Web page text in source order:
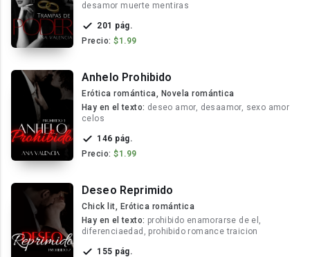
desamor muerte mentiras
201 pág.
Precio: $1.99
Anhelo Prohibido
Erótica romántica, Novela romántica
Hay en el texto: deseo amor, desaamor, sexo amor
celos
146 pág.
Precio: $1.99
Deseo Reprimido
Chick lit, Erótica romántica
Hay en el texto: prohibido enamorarse de el,
diferenciaedad, prohibido romance traicion
155 pág.